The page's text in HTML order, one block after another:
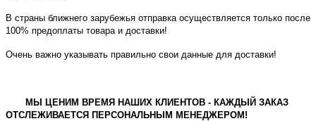
В страны ближнего зарубежья отправка осуществляется только после
100% предоплаты товара и доставки!
Очень важно указывать правильно свои данные для доставки!
МЫ ЦЕНИМ ВРЕМЯ НАШИХ КЛИЕНТОВ - КАЖДЫЙ ЗАКАЗ
ОТСЛЕЖИВАЕТСЯ ПЕРСОНАЛЬНЫМ МЕНЕДЖЕРОМ!